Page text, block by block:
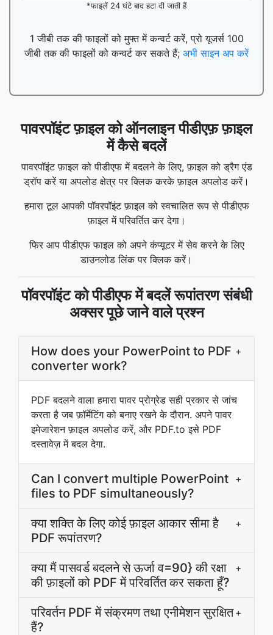
*फाइलें 24 घंटे बाद हटा दी जाती हैं
1 जीबी तक की फाइलों को मुफ्त में कन्वर्ट करें, प्रो यूजर्स 100
जीबी तक की फाइलों को कन्वर्ट कर सकते हैं; अभी साइन अप करें
पावरपॉइंट फ़ाइल को ऑनलाइन पीडीएफ़ फ़ाइल
में कैसे बदलें
पावरपॉइंट फ़ाइल को पीडीएफ में बदलने के लिए, फ़ाइल को ड्रैग एंड
ड्रॉप करें या अपलोड क्षेत्र पर क्लिक करके फ़ाइल अपलोड करें।
हमारा टूल आपकी पॉवरपॉइंट फ़ाइल को स्वचालित रूप से पीडीएफ
फ़ाइल में परिवर्तित कर देगा।
फिर आप पीडीएफ फाइल को अपने कंप्यूटर में सेव करने के लिए
डाउनलोड लिंक पर क्लिक करें।
पॉवरपॉइंट को पीडीएफ में बदलें रूपांतरण संबंधी
अक्सर पूछे जाने वाले प्रश्न
How does your PowerPoint to PDF
converter work?
+
PDF बदलने वाला हमारा पावर प्रोग्रेड सही प्रकार से जांच
करता है जब फ़ॉर्मेटिंग को बनाए रखने के दौरान. अपने पावर
इमेजारेशन फ़ाइल अपलोड करें, और PDF.to इसे PDF
दस्तावेज़ में बदल देगा.
Can I convert multiple PowerPoint
files to PDF simultaneously?
+
क्या शक्‍ति के लिए कोई फ़ाइल आकार सीमा है
PDF रूपांतरण?
+
क्या मैं पासवर्ड बदलने से ऊर्जा व=90} की रक्षा
की फ़ाइलों को PDF में परिवर्तित कर सकता हूँ?
+
परिवर्तन PDF में संक्रमण तथा एनीमेशन सुरक्षित
हैं?
+